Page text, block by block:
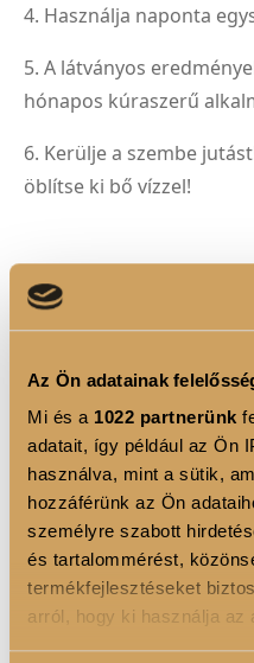
Az Ön adatainak
Mi és a 1022 partnerünk
adatait, így például az Ön
használva, mint a sütik,
hozzáférünk az Ön
személyre szabott
és tartalommérést,
termékfejlesztéseket
arról, hogy ki használja az
4. Használja naponta
5. A látványos
hónapos kúraszerű
6. Kerülje a szembe
öblítse ki bő vízzel!
ÖSSZETEVŐK
Alapoldószerek,
• Aqua – víz
• Alcohol denat. –
• Glycerin –
• Pentylene Glycol –